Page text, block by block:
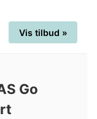
Vis tilbud »
Go